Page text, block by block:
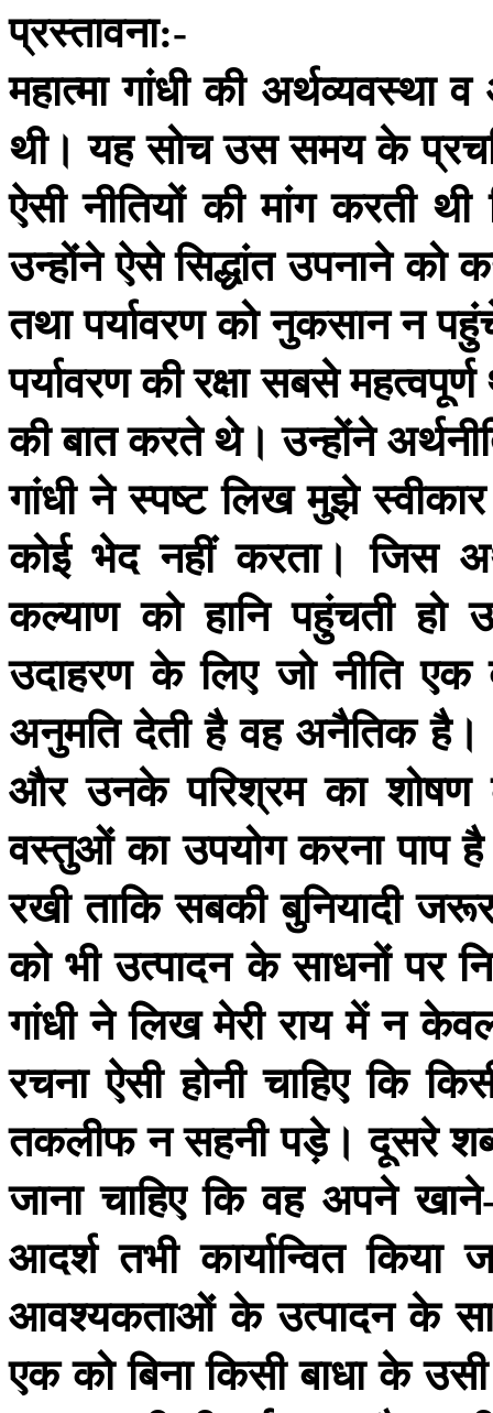
प्रस्तावना:-
महात्मा गांधी की अर्थव्यवस्था व
थी। यह सोच उस समय के
ऐसी नीतियों की मांग करती थी
उन्होंने ऐसे सिद्धांत उपनाने को
तथा पर्यावरण को नुकसान न
पर्यावरणकीरक्षासबसेमहत्वपूर्ण
कीबातकरते थे। उन्होंने
गांधी ने स्पष्ट लिख मुझे स्वीकार
कोई भेद नहीं करता। जिस
कल्याण को हानि पहुंचती हो
उदाहरण के लिए जो नीति एक
अनुमति देती है वह अनैतिक है।
और उनके परिश्रम का शोषण
वस्तुओं का उपयोग करना पाप
रखी ताकि सबकी बुनियादी
को भी उत्पादन के साधनों पर
गांधी ने लिख मेरी राय में न
रचना ऐसी होनी चाहिए कि
तकलीफ न सहनी पड़े। दूसरे
जाना चाहिए कि वह अपने खाने
आदर्श तभी कार्यान्वित किया
आवश्यकताओं के उत्पादन के
एक को बिना किसी बाधा के उसी